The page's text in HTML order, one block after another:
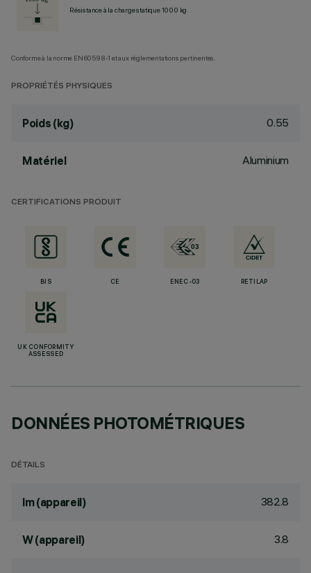
Résistance à la charge statique 1000 kg
Conforme à la norme EN60598-1 et aux réglementations pertinentes.
PROPRIÉTÉS PHYSIQUES
Poids (kg) 0.55
Matériel Aluminium
CERTIFICATIONS PRODUIT
BIS CE ENEC-03 RETILAP
UK CONFORMITY
ASSESSED
DONNÉES PHOTOMÉTRIQUES
DÉTAILS
lm (appareil) 382.8
W (appareil) 3.8